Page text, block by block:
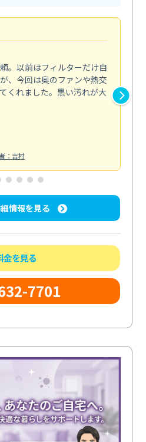
。以前はフィルターだけ自
、今回は奥のファンや熱交
くれました。黒い汚れが大
：吉村
情報を見る
金を見る
7701